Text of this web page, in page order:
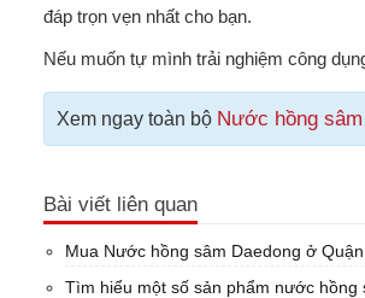
đáp trọn vẹn nhất cho bạn.
Nếu muốn tự mình trải nghiệm công
Xem ngay toàn bộ Nước hồng
Bài viết liên quan
Mua Nước hồng sâm Daedong ở
Tìm hiểu một số sản phẩm nước hồng